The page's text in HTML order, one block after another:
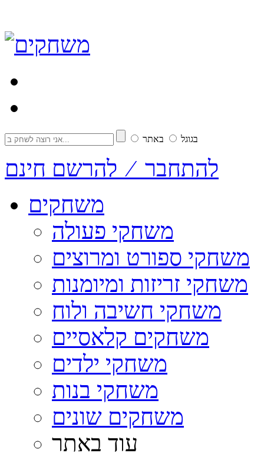
בגוגל באתר
להתחבר ⁄ להרשם חינם
משחקים
משחקי פעולה
משחקי ספורט ומרוצים
משחקי זריזות ומיומנות
משחקי חשיבה ולוח
משחקים קלאסיים
משחקי ילדים
משחקי בנות
משחקים שונים
עוד באתר